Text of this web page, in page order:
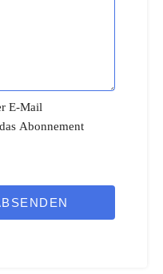
E-Mail
Abonnement